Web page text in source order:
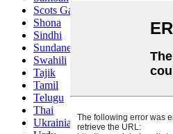
Scots Gaelic
Shona
Sindhi
Sundanese
Swahili
Tajik
Tamil
Telugu
Thai
Ukrainian